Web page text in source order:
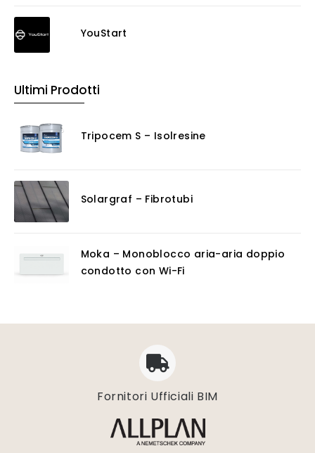
YouStart
Ultimi Prodotti
Tripocem S – Isolresine
Solargraf – Fibrotubi
Moka – Monoblocco aria-aria doppio
condotto con Wi-Fi
Fornitori Ufficiali BIM